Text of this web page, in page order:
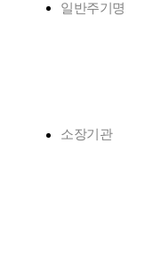
일반주기명
소장기관